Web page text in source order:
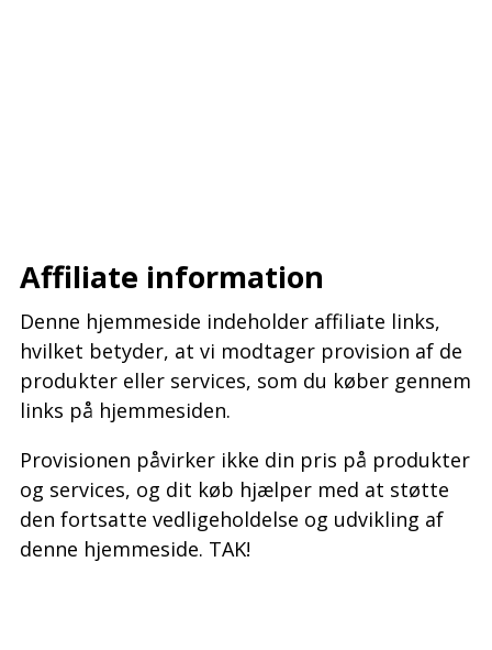
Affiliate information
Denne hjemmeside indeholder affiliate links,
hvilket betyder, at vi modtager provision af de
produkter eller services, som du køber gennem
links på hjemmesiden.
Provisionen påvirker ikke din pris på produkter
og services, og dit køb hjælper med at støtte
den fortsatte vedligeholdelse og udvikling af
denne hjemmeside. TAK!